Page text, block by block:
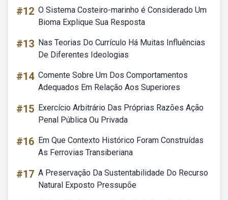
#12 O Sistema Costeiro-marinho é Considerado Um
Bioma Explique Sua Resposta
#13 Nas Teorias Do Currículo Há Muitas Influências
De Diferentes Ideologias
#14 Comente Sobre Um Dos Comportamentos
Adequados Em Relação Aos Superiores
#15 Exercício Arbitrário Das Próprias Razões Ação
Penal Pública Ou Privada
#16 Em Que Contexto Histórico Foram Construídas
As Ferrovias Transiberiana
#17 A Preservação Da Sustentabilidade Do Recurso
Natural Exposto Pressupõe